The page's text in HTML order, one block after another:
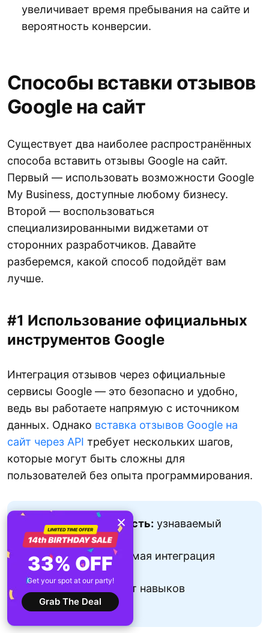
увеличивает время пребывания на сайте и
вероятность конверсии.
Способы вставки отзывов
Google на сайт
Существует два наиболее распространённых
способа вставить отзывы Google на сайт.
Первый — использовать возможности Google
My Business, доступные любому бизнесу.
Второй — воспользоваться
специализированными виджетами от
сторонних разработчиков. Давайте
разберемся, какой способ подойдёт вам
лучше.
#1 Использование официальных
инструментов Google
Интеграция отзывов через официальные
сервисы Google — это безопасно и удобно,
ведь вы работаете напрямую с источником
данных. Однако вставка отзывов Google на
сайт через API требует нескольких шагов,
которые могут быть сложны для
пользователей без опыта программирования.
Ключевая особенность: узнаваемый
поставщик сервиса
Преимущество:прямая интеграция
через Google
Недостаток:
требует навыков
кодирования
33% OFF
Get your spot at our party!
Grab The Deal